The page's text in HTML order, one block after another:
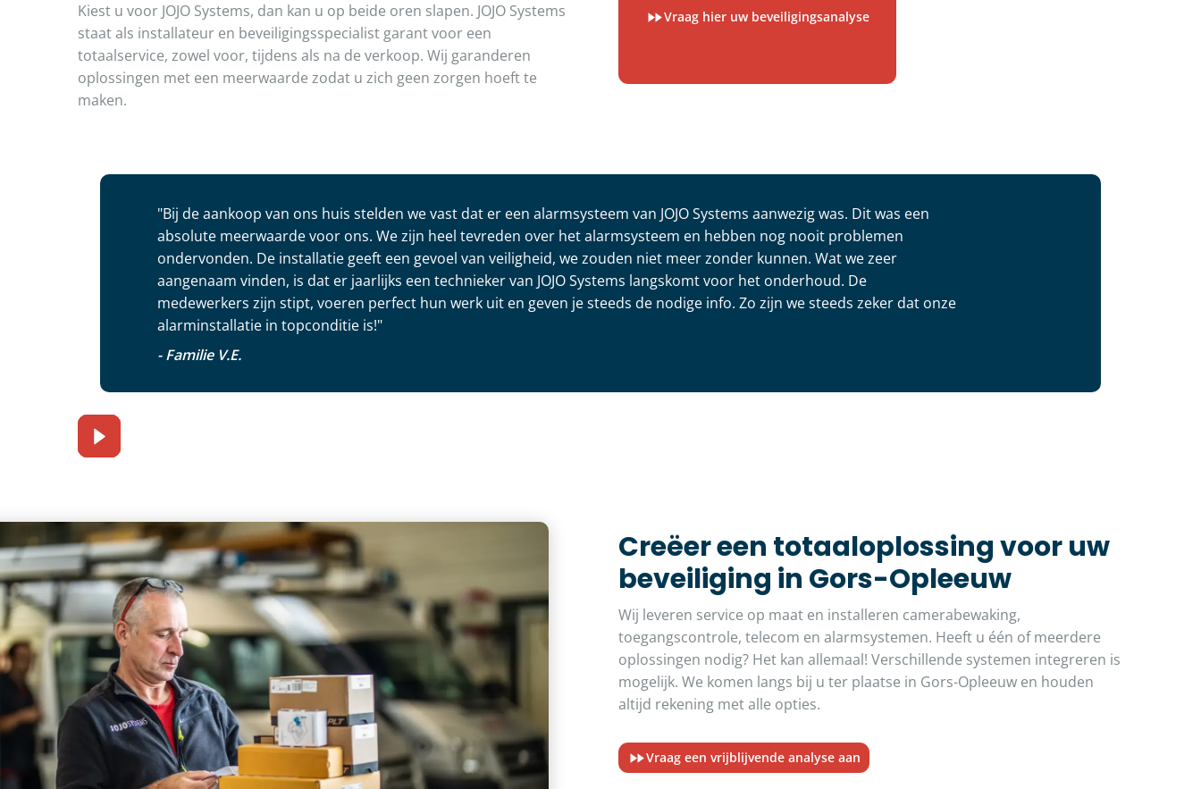
Kiest u voor JOJO Systems, dan kan u op beide oren slapen. JOJO Systems
staat als installateur en beveiligingsspecialist garant voor een
totaalservice, zowel voor, tijdens als na de verkoop. Wij garanderen
oplossingen met een meerwaarde zodat u zich geen zorgen hoeft te
maken.
Vraag hier uw beveiligingsanalyse
"Bij de aankoop van ons huis stelden we vast dat er een alarmsysteem van JOJO Systems aanwezig was. Dit was een
absolute meerwaarde voor ons. We zijn heel tevreden over het alarmsysteem en hebben nog nooit problemen
ondervonden. De installatie geeft een gevoel van veiligheid, we zouden niet meer zonder kunnen. Wat we zeer
aangenaam vinden, is dat er jaarlijks een technieker van JOJO Systems langskomt voor het onderhoud. De
medewerkers zijn stipt, voeren perfect hun werk uit en geven je steeds de nodige info. Zo zijn we steeds zeker dat onze
alarminstallatie in topconditie is!"
- Familie V.E.
Creëer een totaaloplossing voor uw
beveiliging in Gors-Opleeuw
Wij leveren service op maat en installeren camerabewaking,
toegangscontrole, telecom en alarmsystemen. Heeft u één of meerdere
oplossingen nodig? Het kan allemaal! Verschillende systemen integreren is
mogelijk. We komen langs bij u ter plaatse in Gors-Opleeuw en houden
altijd rekening met alle opties.
Vraag een vrijblijvende analyse aan